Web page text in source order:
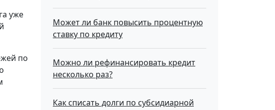
уже
по
Может ли банк повысить процентную
ставку по кредиту
Можно ли рефинансировать кредит
несколько раз?
Как списать долги по субсидиарной